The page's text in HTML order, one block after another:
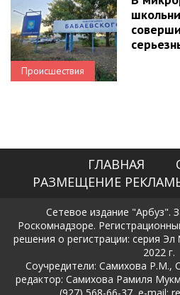
Происшествия
ГЛАВНАЯ
РАЗМЕЩЕНИЕ
Сетевое издание "Арбуз".
Роскомнадзоре.
решения о регистрации: серия
2022 г.
Соучредители: Самихова Р.М.,
редактор: Самихова Рамиля